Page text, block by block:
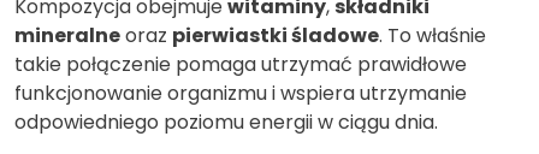
Kompozycja obejmujewitaminy, składniki
mineralneoraz pierwiastki śladowe. To właśnie
takie połączenie pomaga utrzymać prawidłowe
funkcjonowanie organizmu i wspiera utrzymanie
odpowiedniego poziomu energii w ciągu dnia.